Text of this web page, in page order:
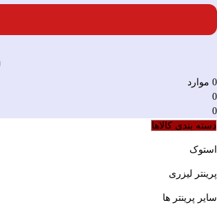
0 موارد
0
0
دسته بندی کالاها
استوک
پرینتر لیزری
سایر پرینتر ها